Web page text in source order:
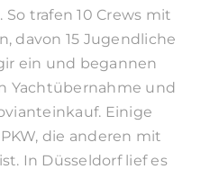
trafen 10 Crews mit
davon 15 Jugendliche
ein und begannen
Yachtübernahme und
Einige
die anderen mit
In Düsseldorf lief es